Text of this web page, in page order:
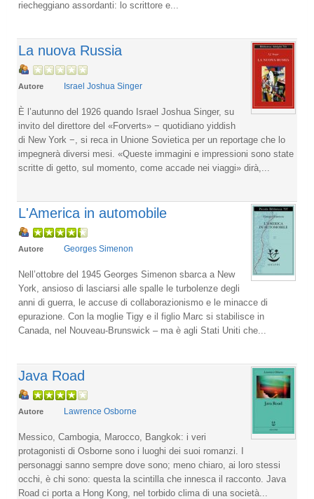
riecheggiano assordanti: lo scrittore e...
La nuova Russia
Autore Israel Joshua Singer
È l’autunno del 1926 quando Israel Joshua Singer, su
invito del direttore del «Forverts» − quotidiano yiddish
di New York −, si reca in Unione Sovietica per un reportage che lo
impegnerà diversi mesi. «Queste immagini e impressioni sono state
scritte di getto, sul momento, come accade nei viaggi» dirà,...
L'America in automobile
Autore Georges Simenon
Nell’ottobre del 1945 Georges Simenon sbarca a New
York, ansioso di lasciarsi alle spalle le turbo­lenze degli
anni di guerra, le accuse di collabora­zionismo e le minacce di
epurazione. Con la mo­glie Tigy e il figlio Marc si stabilisce in
Canada, nel Nouveau-­Brunswick – ma è agli Stati Uniti che...
Java Road
Autore Lawrence Osborne
Messico, Cambogia, Marocco, Bangkok: i veri
protagonisti di Osborne sono i luoghi dei suoi romanzi. I
personaggi sanno sempre dove sono; meno chiaro, ai loro stessi
occhi, è chi sono: questa la scintilla che innesca il racconto. Java
Road ci porta a Hong Kong, nel torbido clima di una società...